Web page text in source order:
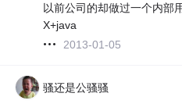
以前公司的却做过一个内部
X+java
2013-01-05
骚还是公骚骚